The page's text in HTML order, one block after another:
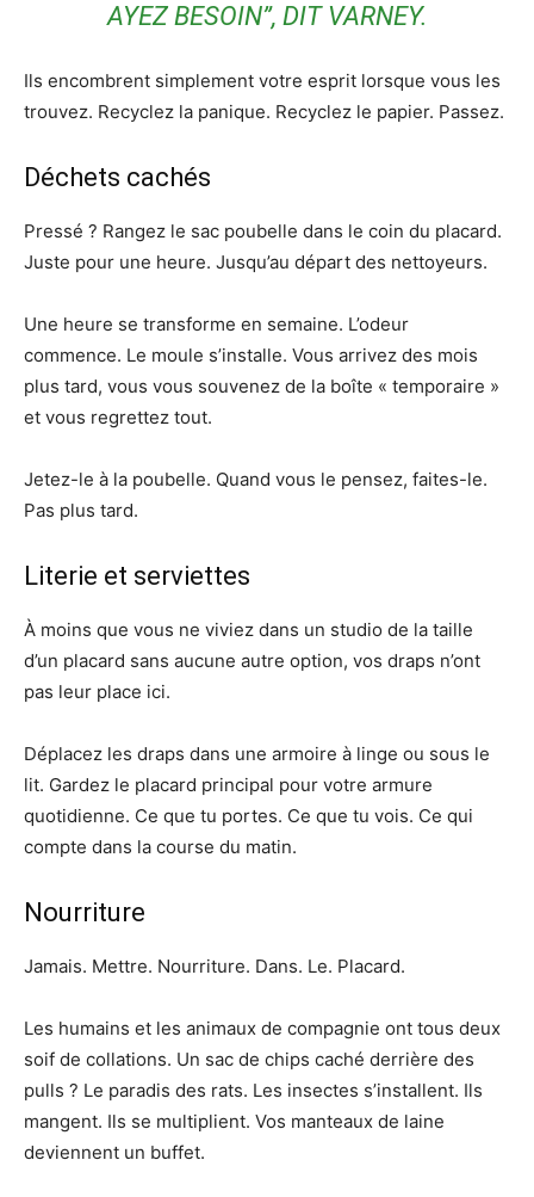
AYEZ BESOIN”, DIT VARNEY.
Ils encombrent simplement votre esprit lorsque vous les
trouvez. Recyclez la panique. Recyclez le papier. Passez.
Déchets cachés
Pressé ? Rangez le sac poubelle dans le coin du placard.
Juste pour une heure. Jusqu’au départ des nettoyeurs.
Une heure se transforme en semaine. L’odeur
commence. Le moule s’installe. Vous arrivez des mois
plus tard, vous vous souvenez de la boîte « temporaire »
et vous regrettez tout.
Jetez-le à la poubelle. Quand vous le pensez, faites-le.
Pas plus tard.
Literie et serviettes
À moins que vous ne viviez dans un studio de la taille
d’un placard sans aucune autre option, vos draps n’ont
pas leur place ici.
Déplacez les draps dans une armoire à linge ou sous le
lit. Gardez le placard principal pour votre armure
quotidienne. Ce que tu portes. Ce que tu vois. Ce qui
compte dans la course du matin.
Nourriture
Jamais. Mettre. Nourriture. Dans. Le. Placard.
Les humains et les animaux de compagnie ont tous deux
soif de collations. Un sac de chips caché derrière des
pulls ? Le paradis des rats. Les insectes s’installent. Ils
mangent. Ils se multiplient. Vos manteaux de laine
deviennent un buffet.